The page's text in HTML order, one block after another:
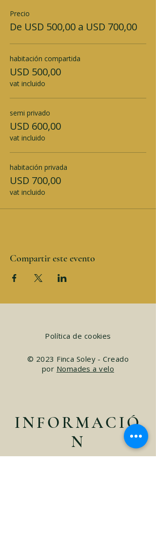
Precio
De USD 500,00 a USD 700,00
habitación compartida
USD 500,00
vat incluido
semi privado
USD 600,00
vat incluido
habitación privada
USD 700,00
vat incluido
Compartir este evento
Política de cookies
© 2023 Finca Soley - Creado
por Nomades a velo
INFORMACIÓ
N